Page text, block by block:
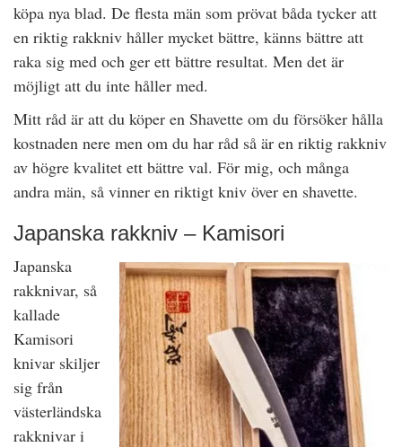
köpa nya blad. De flesta män som prövat båda tycker att
en riktig rakkniv håller mycket bättre, känns bättre att
raka sig med och ger ett bättre resultat. Men det är
möjligt att du inte håller med.
Mitt råd är att du köper en Shavette om du försöker hålla
kostnaden nere men om du har råd så är en riktig rakkniv
av högre kvalitet ett bättre val. För mig, och många
andra män, så vinner en riktigt kniv över en shavette.
Japanska rakkniv – Kamisori
Japanska
rakknivar, så
kallade
Kamisori
knivar skiljer
sig från
västerländska
rakknivar i